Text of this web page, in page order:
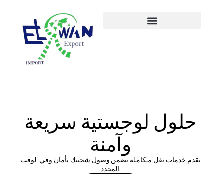
حلول لوجستية سريعة
وآمنة
نقدم خدمات نقل متكاملة تضمن وصول شحنتك بأمان وفي الوقت
المحدد.